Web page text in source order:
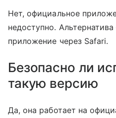
Нет, официальное
недоступно.
приложение через Safari.
Безопасно ли
такую версию
Да, она работает на